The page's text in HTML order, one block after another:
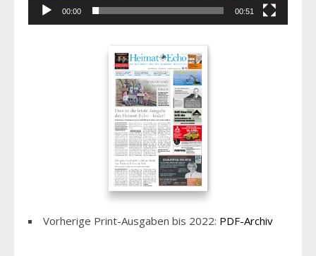
00:00 00:51
Vorherige Print-Ausgaben bis 2022: PDF-Archiv